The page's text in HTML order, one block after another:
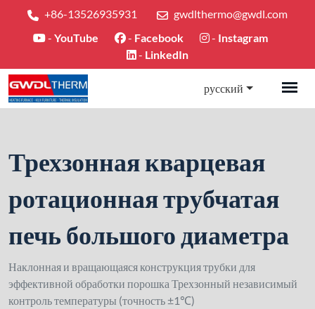
+86-13526935931
gwdlthermo@gwdl.com
- YouTube - Facebook - Instagram
- LinkedIn
русский
Трехзонная кварцевая
ротационная трубчатая
печь большого диаметра
Наклонная и вращающаяся конструкция трубки для
эффективной обработки порошка Трехзонный независимый
контроль температуры (точность ±1℃)